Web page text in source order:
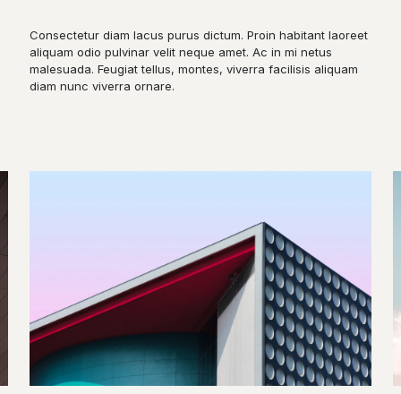
Consectetur diam lacus purus dictum. Proin habitant laoreet
aliquam odio pulvinar velit neque amet. Ac in mi netus
malesuada. Feugiat tellus, montes, viverra facilisis aliquam
diam nunc viverra ornare.